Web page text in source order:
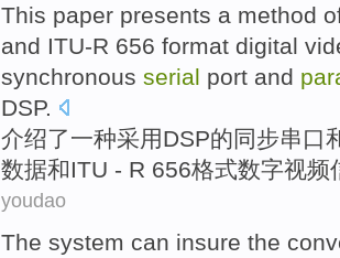
This paper presents a method
and ITU-R 656 format digital
synchronous serial port and
DSP.
介绍了一种采用DSP的同步串口
数据和ITU - R 656格式数字视频
youdao
The system can insure the